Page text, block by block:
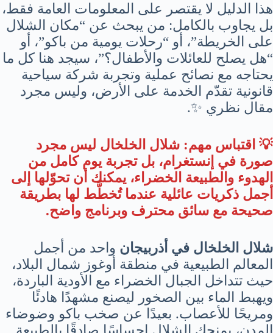
هذا الدليل لا يقتصر على المعلومات العامة فقط،
بل يجاوب بالكامل: من يبحث عن “مكان الشلال
على الخريطة”، أو “رحلات يومية من باكو”، أو
“هل يصلح للعائلات والأطفال؟”، سيجد هنا كل ما
يحتاجه مع نصائح عملية وتجربة شركة سياحية
قانونية تقدّم الخدمة على الأرض، وليس مجرد
مقال نظري ✨.
💡 اقتباس مهم: شلال الخلخال ليس مجرد
صورة في إنستغرام، بل تجربة يوم كامل من
الهدوء والطبيعة الخضراء، يمكنك أن تحوّلها إلى
أجمل ذكريات عائلية عندما تُخطَّط لها بطريقة
صحيحة مع سائق محترف وبرنامج واضح.
شلال الخلخال في أذربيجان واحد من أجمل
المعالم الطبيعية في منطقة أوغوز شمال البلاد،
حيث تتداخل الجبال الخضراء مع الأودية الباردة،
ويهبط الماء بين الصخور ليصنع مشهدًا هادئًا
ومريحًا للأعصاب. بعيدًا عن صخب باكو وضوضاء